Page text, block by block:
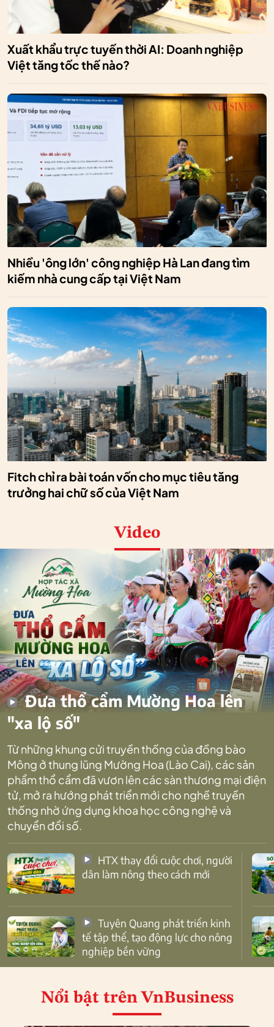
Xuất khẩu trực tuyến thời AI: Doanh nghiệp
Việt tăng tốc thế nào?
Nhiều 'ông lớn' công nghiệp Hà Lan đang tìm
kiếm nhà cung cấp tại Việt Nam
Fitch chỉ ra bài toán vốn cho mục tiêu tăng
trưởng hai chữ số của Việt Nam
Video
Đưa thổ cẩm Mường Hoa lên
"xa lộ số"
Từ những khung cửi truyền thống của đồng bào
Mông ở thung lũng Mường Hoa (Lào Cai), các sản
phẩm thổ cẩm đã vươn lên các sàn thương mại điện
tử, mở ra hướng phát triển mới cho nghề truyền
thống nhờ ứng dụng khoa học công nghệ và
chuyển đổi số.
dân làm nông theo cách mới
tế tập thể, tạo động lực cho nông
nghiệp bền vững
Nổi bật trên VnBusiness